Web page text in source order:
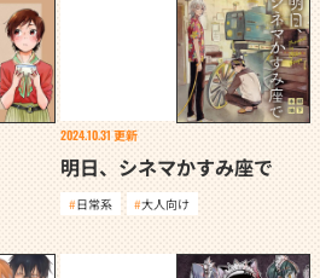
2024.10.31 更新
明日、シネマかすみ座で
日常系 大人向け